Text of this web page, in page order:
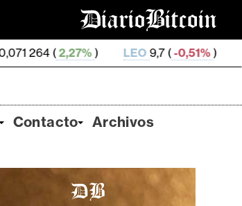
LEO9,7 (-0,51% ZEC 505,42 (-
Contacto Archivos